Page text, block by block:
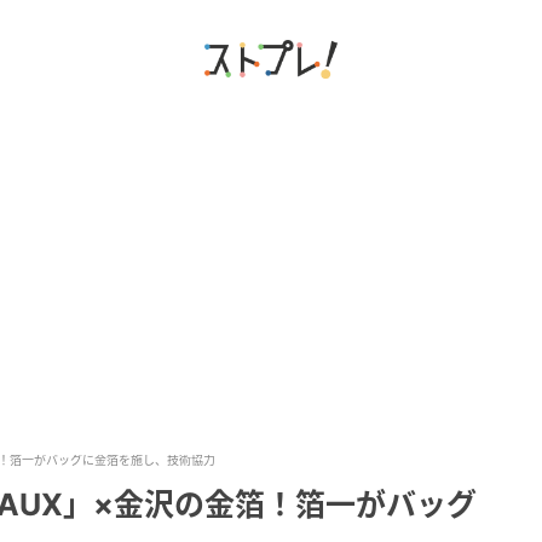
箔一がバッグに金箔を施し、技術協力
」×金沢の金箔！箔一がバッグ